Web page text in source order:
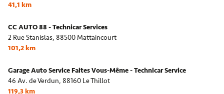
41,1 km
CC AUTO 88 - Technicar Services
2 Rue Stanislas, 88500 Mattaincourt
101,2 km
Garage Auto Service Faites Vous-Même - Technicar Service
46 Av. de Verdun, 88160 Le Thillot
119,3 km